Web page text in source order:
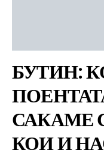
БУТИН:
САКАМЕ
КОИ И